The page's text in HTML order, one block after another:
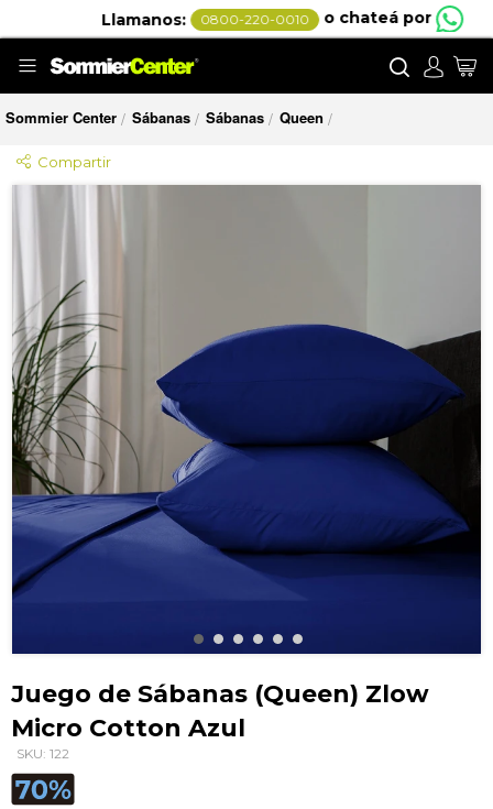
Llamanos: 0800-220-0010 o chateá por
Buscar
Sommier Center / Sábanas / Sábanas / Queen /
Compartir
de
galería
de
imágenes
al
comienzo
de
la
galería
de
Juego de Sábanas (Queen) Zlow
Micro Cotton Azul
SKU: 122